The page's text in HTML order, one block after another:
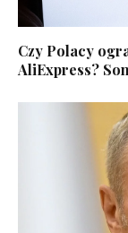
Czy Polacy
AliExpress?